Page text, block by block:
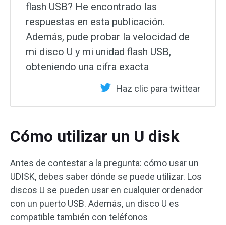
flash USB? He encontrado las
respuestas en esta publicación.
Además, pude probar la velocidad de
mi disco U y mi unidad flash USB,
obteniendo una cifra exacta
Haz clic para twittear
Cómo utilizar un U disk
Antes de contestar a la pregunta: cómo usar un
UDISK, debes saber dónde se puede utilizar. Los
discos U se pueden usar en cualquier ordenador
con un puerto USB. Además, un disco U es
compatible también con teléfonos